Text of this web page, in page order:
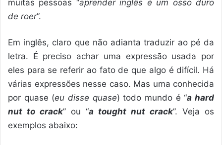
muitas pessoas “aprender inglês é um osso duro
de roer”.
Em inglês, claro que não adianta traduzir ao pé da
letra. É preciso achar uma expressão usada por
eles para se referir ao fato de que algo é difícil. Há
várias expressões nesse caso. Mas uma conhecida
por quase (eu disse quase) todo mundo é “a hard
nut to crack” ou “a tought nut crack”. Veja os
exemplos abaixo: